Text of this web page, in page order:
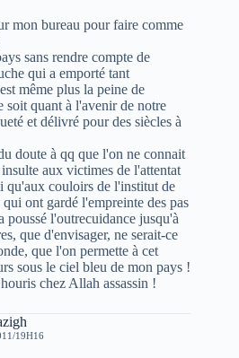
mon bureau pour faire comme
sans rendre compte de
qui a emporté tant
même plus la peine de
soit quant à l'avenir de notre
et délivré pour des siècles à
doute à qq que l'on ne connait
aux victimes de l'attentat
qu'aux couloirs de l'institut de
ont gardé l'empreinte des pas
poussé l'outrecuidance jusqu'à
que d'envisager, ne serait-ce
que l'on permette à cet
sous le ciel bleu de mon pays !
chez Allah assassin !
19H16